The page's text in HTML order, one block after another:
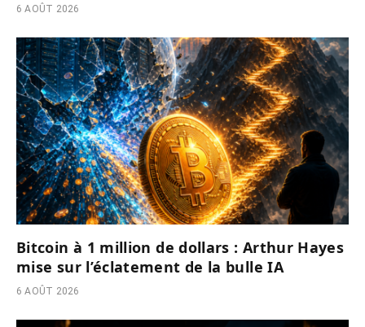
6 AOÛT 2026
Bitcoin à 1 million de dollars : Arthur Hayes
mise sur l’éclatement de la bulle IA
6 AOÛT 2026